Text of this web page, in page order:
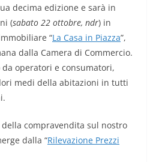
decima edizione e sarà in
(sabato 22 ottobre, ndr) in
“La Casa in Piazza”,
dalla Camera di Commercio.
operatori e consumatori,
medi della abitazioni in tutti
compravendita sul nostro
dalla “Rilevazione Prezzi